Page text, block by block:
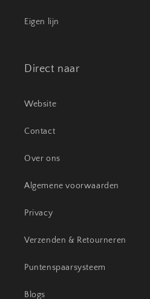
Eigen lijn
Direct naar
Website
Contact
Over ons
Algemene voorwaarden
Privacy
Verzenden & Retourneren
Puntenspaarsysteem
Blogs